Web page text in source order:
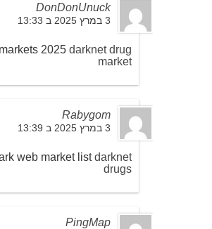
DonDonUnuck
3 במרץ 2025 ב 13:33
2025 darknet drug
market
Rabygom
3 במרץ 2025 ב 13:39
web market listdarknet
drugs
PingMap